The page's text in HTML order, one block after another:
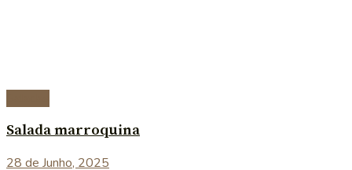
Salada marroquina
28 de Junho, 2025